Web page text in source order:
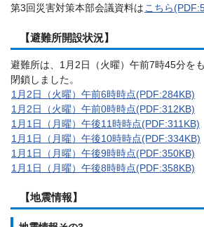
第3回災害対策本部会議資料は こちら
【避難所開設状況】
避難所は、1月2日（火曜）午前7時45分を
閉鎖しました。
1月2日（火曜）午前6時時点(PDF:284KB)
1月2日（火曜）午前0時時点(PDF:312KB)
1月1日（月曜）午後11時時点(PDF:311KB)
1月1日（月曜）午後10時時点(PDF:334KB)
1月1日（月曜）午後9時時点(PDF:350KB)
1月1日（月曜）午後8時時点(PDF:358KB)
【地震情報】